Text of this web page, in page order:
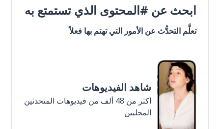
ابحث عن #المحتوى الذي تستمتع به
تعلَّم التحدُّث عن الأمور التي تهتم بها فعلاً
شاهد الفيديوهات
أكثر من 48 ألف من فيديوهات المتحدثين
المحليين